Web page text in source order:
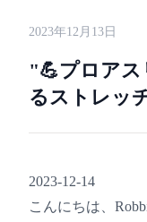
2023年12月13日
"💪プロアス
るストレッ
2023-12-14
こんにちは、